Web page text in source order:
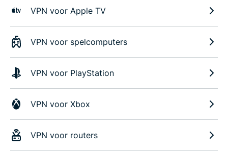
VPN voor Apple TV
VPN voor spelcomputers
VPN voor PlayStation
VPN voor Xbox
VPN voor routers